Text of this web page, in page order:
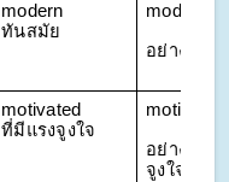
modern
ทันสมัย
modernly
อย่างทันส
motivated
ที่มีแรงจูงใจ
อย่างสร้า
จูงใจ